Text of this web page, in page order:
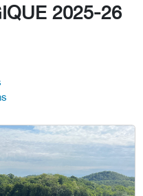
2025-26